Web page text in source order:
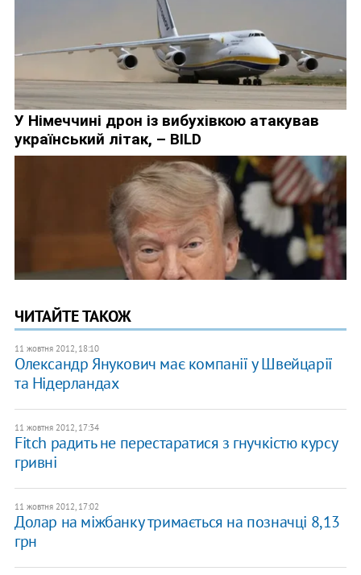
ЧИТАЙТЕ ТАКОЖ
11 жовтня 2012, 18:10
Олександр Янукович має компанії у Швейцарії
та Нідерландах
11 жовтня 2012, 17:34
Fitch радить не перестаратися з гнучкістю курсу
гривні
11 жовтня 2012, 17:02
Долар на міжбанку тримається на позначці 8,13
грн